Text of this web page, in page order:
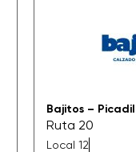
Bajitos –
Ruta 20
Local 12